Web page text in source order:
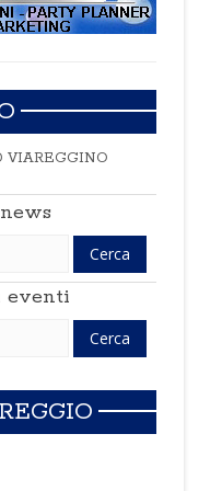
VIAREGGINO
eventi